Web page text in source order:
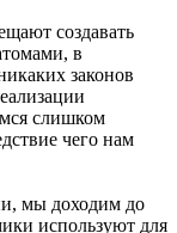
создавать
в
законов
слишком
чего нам
мы доходим до
используют для